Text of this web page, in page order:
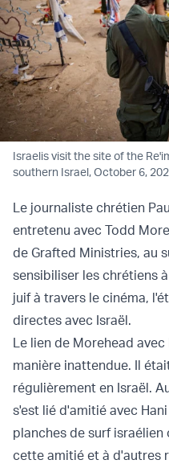
Israelis visit the site of the
southern Israel, October 6,
Le journaliste chrétien
entretenu avec Todd
de Grafted Ministries, au
sensibiliser les chrétiens
juif à travers le cinéma,
directes avec Israël.
Le lien de Morehead
manière inattendue. Il
régulièrement en Israël.
s'est lié d'amitié avec
planches de surf
cette amitié et à d'autres